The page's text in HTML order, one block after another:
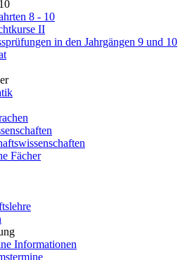
8 - 10
II
in den Jahrgängen 9 und 10
Fächer
Informationen